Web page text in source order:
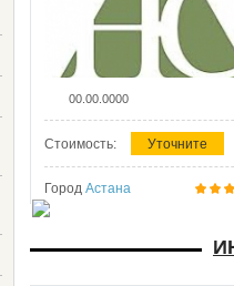
00.00.0000
Стоимость: Уточните
Город Астана